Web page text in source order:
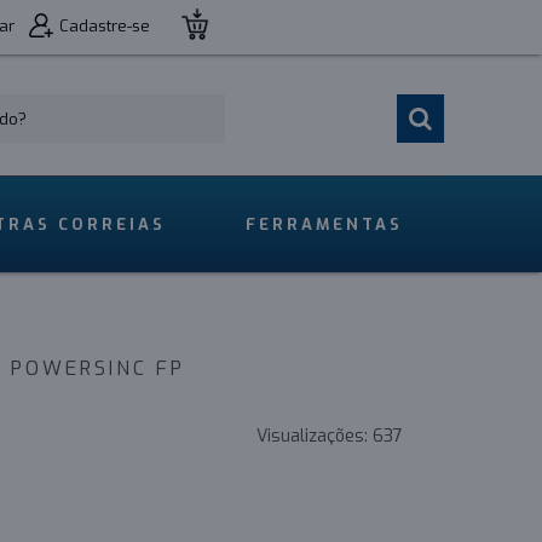
Cadastre-se
CORREIAS FERRAMENTAS
FP
Visualizações: 637